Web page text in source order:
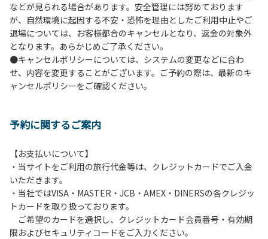
用済みの炭は専用の捨て場に捨てられます。）
10.施設内および駐車場などで起きた金品等の盗難、ご利用
者間でのトラブルで生じた損害に対しては、一切の責任を負
いかねます。
11.施設の利用については管理人の指示に従ってください。従
わない場合は退場していただき、今後の利用をお断りする場
合があります。
などが見られる場合があります。安全管理には努めております
が、自然環境に起因する不安・恐怖を理由としたご利用中止やご
退場については、お客様都合のキャンセルとなり、返金の対象外
となります。あらかじめご了承ください。
●キャンセルポリシーについては、システムの変更などに合わ
せ、内容を変更することがございます。ご予約の際は、最新のキ
ャンセルポリシーをご確認ください。
予約に関するご案内
【お支払いについて】
・当サイトをご利用の旅行代金等は、クレジットカードでご入金
いただきます。
・当社ではVISA・MASTER・JCB・AMEX・DINERSの各クレジッ
トカードを取り扱っております。
ご希望のカードを選択し、クレジットカード会員番号・有効期
限およびセキュリティコードをご入力ください。